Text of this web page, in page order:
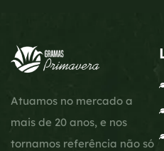
Atuamos no mercado a
mais de 20 anos, e nos
tornamos referência não só